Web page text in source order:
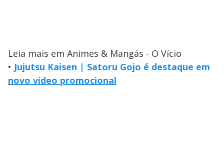
Leia mais em Animes & Mangás - O Vício
• Jujutsu Kaisen | Satoru Gojo é destaque em
novo vídeo promocional